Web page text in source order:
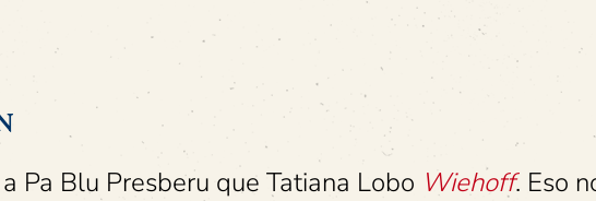
Pa Blu Presberu que Tatiana Lobo Wiehoff. Eso